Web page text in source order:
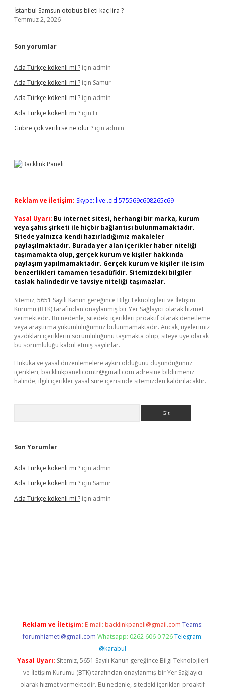
İstanbul Samsun otobüs bileti kaç lira ?
Temmuz 2, 2026
Son yorumlar
Ada Türkçe kökenli mi ? için admin
Ada Türkçe kökenli mi ? için Samur
Ada Türkçe kökenli mi ? için admin
Ada Türkçe kökenli mi ? için Er
Gübre çok verilirse ne olur ? için admin
Reklam ve İletişim: Skype: live:.cid.575569c608265c69
Yasal Uyarı: Bu internet sitesi, herhangi bir marka, kurum
veya şahıs şirketi ile hiçbir bağlantısı bulunmamaktadır.
Sitede yalnızca kendi hazırladığımız makaleler
paylaşılmaktadır. Burada yer alan içerikler haber niteliği
taşımamakta olup, gerçek kurum ve kişiler hakkında
paylaşım yapılmamaktadır. Gerçek kurum ve kişiler ile isim
benzerlikleri tamamen tesadüfidir. Sitemizdeki bilgiler
taslak halindedir ve tavsiye niteliği taşımazlar.
Sitemiz, 5651 Sayılı Kanun gereğince Bilgi Teknolojileri ve İletişim
Kurumu (BTK) tarafından onaylanmış bir Yer Sağlayıcı olarak hizmet
vermektedir. Bu nedenle, sitedeki içerikleri proaktif olarak denetleme
veya araştırma yükümlülüğümüz bulunmamaktadır. Ancak, üyelerimiz
yazdıkları içeriklerin sorumluluğunu taşımakta olup, siteye üye olarak
bu sorumluluğu kabul etmiş sayılırlar.
Hukuka ve yasal düzenlemelere aykırı olduğunu düşündüğünüz
içerikleri, backlinkpanelicomtr@gmail.com adresine bildirmeniz
halinde, ilgili içerikler yasal süre içerisinde sitemizden kaldırılacaktır.
Son Yorumlar
Ada Türkçe kökenli mi ? için admin
Ada Türkçe kökenli mi ? için Samur
Ada Türkçe kökenli mi ? için admin
Reklam ve İletişim: E-mail: backlinkpaneli@gmail.com Teams:
forumhizmeti@gmail.com Whatsapp: 0262 606 0 726 Telegram:
@karabul
Yasal Uyarı: Sitemiz, 5651 Sayılı Kanun gereğince Bilgi Teknolojileri
ve İletişim Kurumu (BTK) tarafından onaylanmış bir Yer Sağlayıcı
olarak hizmet vermektedir. Bu nedenle, sitedeki içerikleri proaktif